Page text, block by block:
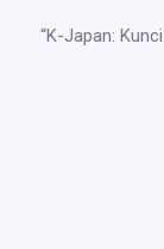
“K-Japan: